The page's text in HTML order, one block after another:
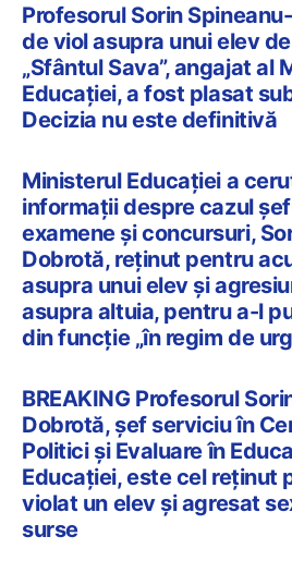
Profesorul Sorin
de viol asupra unui elev
„Sfântul Sava”, angajat al
Educației, a fost plasat
Decizia nu este definitivă
Ministerul Educației a
informații despre cazul
examene și concursuri,
Dobrotă, reținut pentru
asupra unui elev și
asupra altuia, pentru a-l
din funcție „în regim de
BREAKING Profesorul
Dobrotă, șef serviciu în
Politici și Evaluare în
Educației, este cel reținut
violat un elev și agresat
surse